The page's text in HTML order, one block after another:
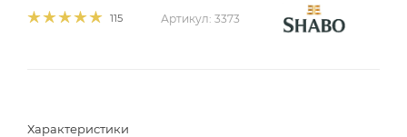
115 Артикул: 3373
Характеристики